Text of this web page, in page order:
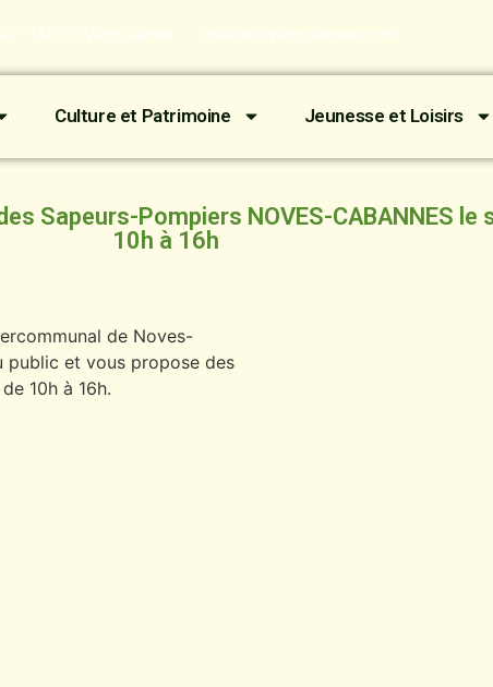
- 13670 Verquières mairie@verquieres.com
Culture et Patrimoine Jeunesse et Loisirs
Sapeurs-Pompiers NOVES-CABANNES
10h à 16h
de Noves-
public et vous propose des
10h à 16h.